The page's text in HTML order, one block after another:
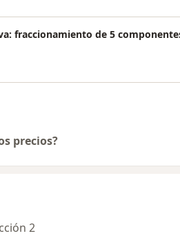
fraccionamiento de 5
precios?
2